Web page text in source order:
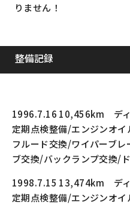
りません！
整備記録
1996.7.16 10,456km デ
定期点検整備/エンジンオ
フルード交換/ワイパーブ
ブ交換/バックランプ交換/
1998.7.15 13,474km デ
定期点検整備/エンジンオ